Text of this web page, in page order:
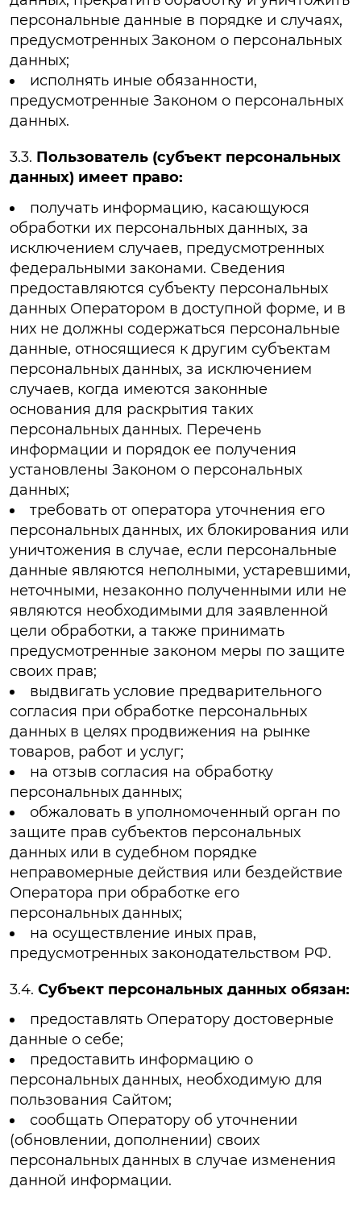
персональные данные в порядке и случаях,
предусмотренных Законом о персональных
данных;
исполнять иные обязанности,
предусмотренные Законом о персональных
данных.
3.3. Пользователь (субъект персональных
данных) имеет право:
получать информацию, касающуюся
обработки их персональных данных, за
исключением случаев, предусмотренных
федеральными законами. Сведения
предоставляются субъекту персональных
данных Оператором в доступной форме, и в
них не должны содержаться персональные
данные, относящиеся к другим субъектам
персональных данных, за исключением
случаев, когда имеются законные
основания для раскрытия таких
персональных данных. Перечень
информации и порядок ее получения
установлены Законом о персональных
данных;
требовать от оператора уточнения его
персональных данных, их блокирования или
уничтожения в случае, если персональные
данные являются неполными, устаревшими,
неточными, незаконно полученными или не
являются необходимыми для заявленной
цели обработки, а также принимать
предусмотренные законом меры по защите
своих прав;
выдвигать условие предварительного
согласия при обработке персональных
данных в целях продвижения на рынке
товаров, работ и услуг;
на отзыв согласия на обработку
персональных данных;
обжаловать в уполномоченный орган по
защите прав субъектов персональных
данных или в судебном порядке
неправомерные действия или бездействие
Оператора при обработке его
персональных данных;
на осуществление иных прав,
предусмотренных законодательством РФ.
3.4. Субъект персональных данных обязан:
предоставлять Оператору достоверные
данные о себе;
предоставить информацию о
персональных данных, необходимую для
пользования Сайтом;
сообщать Оператору об уточнении
(обновлении, дополнении) своих
персональных данных в случае изменения
данной информации.